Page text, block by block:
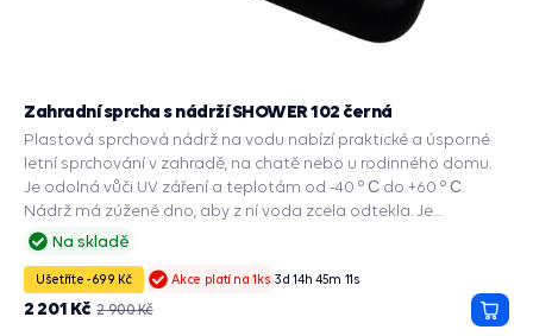
Na skladě
Zahradní sprcha s nádrží SHOWER 102 černá
Plastová sprchová nádrž na vodu nabízí praktické a úsporné
letní sprchování v zahradě, na chatě nebo u rodinného domu.
Je odolná vůči UV záření a teplotám od -40 ° С do +60 ° С.
Nádrž má zúžené dno, aby z ní voda zcela odtekla. Je
dodávána se sprchou.
Ušetříte -699 Kč Akce platí na 1ks 3d 14h 45m 10s
2 900 Kč
2 201 Kč